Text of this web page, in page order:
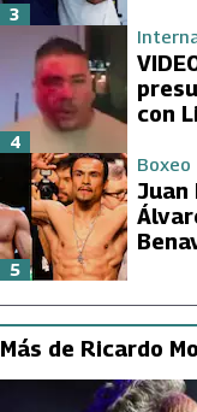
3
con
4
Boxeo
Juan
5
Más de Ricardo